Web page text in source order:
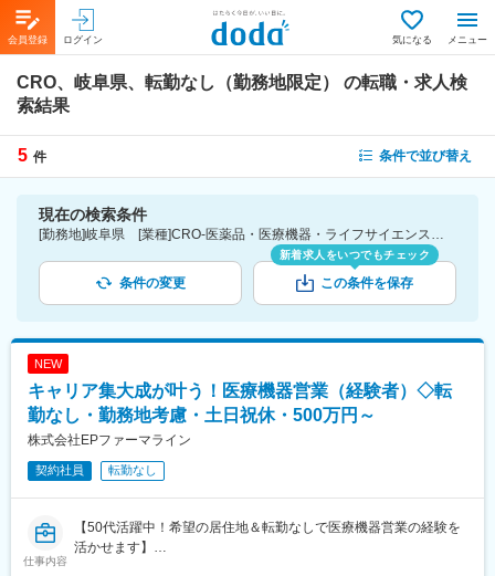
会員登録 ログイン 気になる メニュー
CRO、岐阜県、転勤なし（勤務地限定）
の転職・求人検
索結果
5 件 条件で並び替え
現在の検索条件
[勤務地]岐阜県 [業種]CRO-医薬品・医療機器・ライフサイエンス・医療系サービス [こだわり条件ピックアップ]転勤なし（勤務地限定） [詳細条件](募集・採用情報)転勤なし（勤務地限定）
条件の変更
新着求人をいつでもチェック
この条件を保存
NEW
キャリア集大成が叶う！医療機器営業（経験者）◇転
勤なし・勤務地考慮・土日祝休・500万円～
株式会社EPファーマライン
契約社員 転勤なし
仕事内容
【50代活躍中！希望の居住地＆転勤なしで医療機器営業の経験を
活かせます】